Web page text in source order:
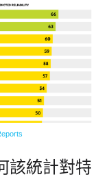
該統計對特